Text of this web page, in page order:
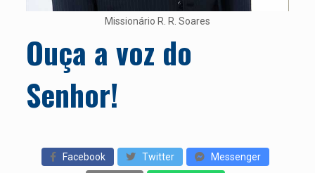
Missionário R. R. Soares
Ouça a voz do
Senhor!
Facebook Twitter
Messenger